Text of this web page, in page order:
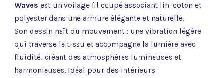
Waves est un voilage fil coupé associant lin, coton et
polyester dans une armure élégante et naturelle.
Son dessin naît du mouvement : une vibration légère
qui traverse le tissu et accompagne la lumière avec
fluidité, créant des atmosphères lumineuses et
harmonieuses. Idéal pour des intérieurs